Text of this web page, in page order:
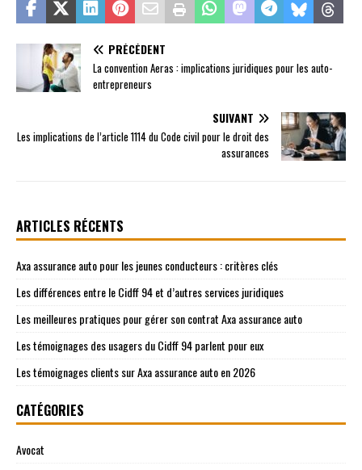
PRÉCÉDENT
La convention Aeras : implications juridiques pour les auto-
entrepreneurs
SUIVANT
Les implications de l’article 1114 du Code civil pour le droit des
assurances
ARTICLES RÉCENTS
Axa assurance auto pour les jeunes conducteurs : critères clés
Les différences entre le Cidff 94 et d’autres services juridiques
Les meilleures pratiques pour gérer son contrat Axa assurance auto
Les témoignages des usagers du Cidff 94 parlent pour eux
Les témoignages clients sur Axa assurance auto en 2026
CATÉGORIES
Avocat